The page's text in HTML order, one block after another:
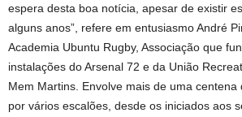
espera desta boa notícia, apesar de existir
alguns anos”, refere em entusiasmo André
Academia Ubuntu Rugby, Associação que
instalações do Arsenal 72 e da União
Mem Martins. Envolve mais de uma
por vários escalões, desde os iniciados aos